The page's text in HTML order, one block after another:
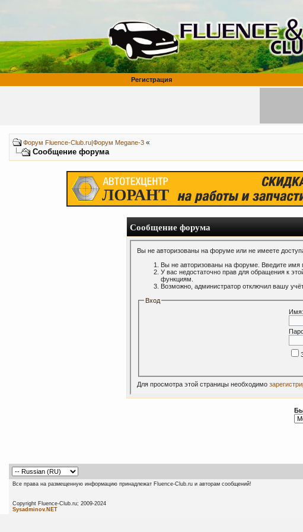
Регистрация
Форум Fluence-Club.ru|Форум Megane-3 «
Сообщение форума
Сообщение форума
Вы не авторизованы на форуме или не имеете
Вы не авторизованы на форуме. Введите имя
У вас недостаточно прав для обращения к
функциям.
Возможно, администратор отключил вашу
Вход
Имя:
Для просмотра этой страницы необходимо
Все права на размещенную информацию принадлежат Fluence-Club.ru и авторам сообщений!
Copyright Fluence-Club.ru; 2009-
Sysadminov.NET